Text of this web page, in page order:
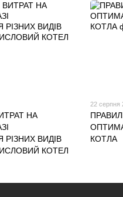
НА
ВИДІВ
КОТЕЛ
22 серпня
КОТЛА